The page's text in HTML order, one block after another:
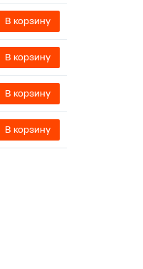
В корзину
В корзину
В корзину
В корзину